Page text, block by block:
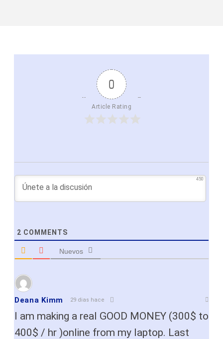
0
Article Rating
450
2 COMMENTS
Nuevos
Deana Kimm 29 dias hace
I am making a real GOOD MONEY (300$ to
400$ / hr )online from my laptop. Last